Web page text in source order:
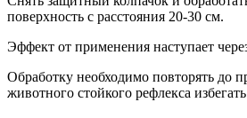
поверхность с расстояния 20-30 см.
Эффект от применения наступает
Обработку необходимо повторять до
животного стойкого рефлекса